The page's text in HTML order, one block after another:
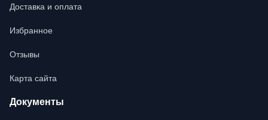
Доставка и оплата
Избранное
Отзывы
Карта сайта
Документы